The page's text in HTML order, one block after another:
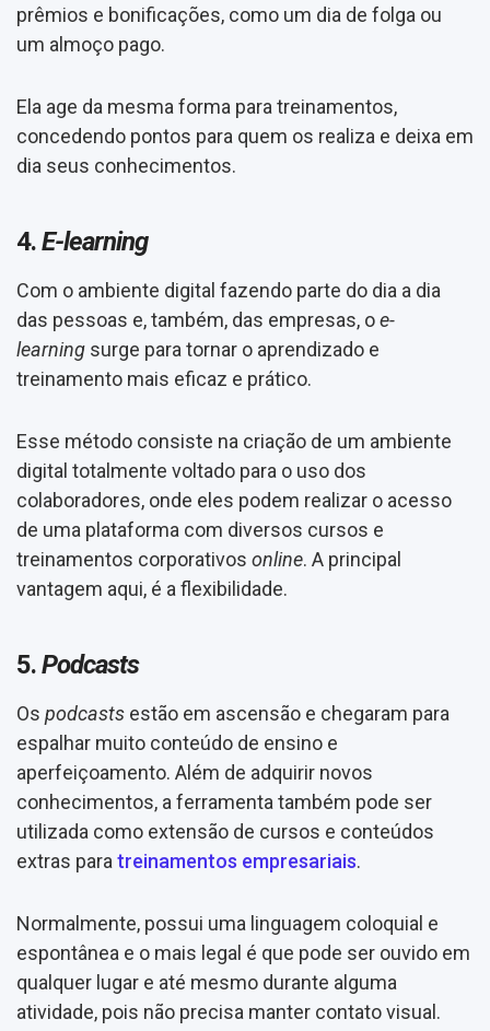
prêmios e bonificações, como um dia de folga ou
um almoço pago.
Ela age da mesma forma para treinamentos,
concedendo pontos para quem os realiza e deixa em
dia seus conhecimentos.
4.E-learning
Com o ambiente digital fazendo parte do dia a dia
das pessoas e, também, das empresas, oe-
learning surge para tornar o aprendizado e
treinamento mais eficaz e prático.
Esse método consiste na criação de um ambiente
digital totalmente voltado para o uso dos
colaboradores, onde eles podem realizar o acesso
de uma plataforma com diversos cursos e
treinamentos corporativos online. A principal
vantagem aqui, é a flexibilidade.
5.Podcasts
Os podcasts estão em ascensão e chegaram para
espalhar muito conteúdo de ensino e
aperfeiçoamento. Além de adquirir novos
conhecimentos, a ferramenta também pode ser
utilizada como extensão de cursos e conteúdos
extras para treinamentos empresariais.
Normalmente, possui uma linguagem coloquial e
espontânea e o mais legal é que pode ser ouvido em
qualquer lugar e até mesmo durante alguma
atividade, pois não precisa manter contato visual.